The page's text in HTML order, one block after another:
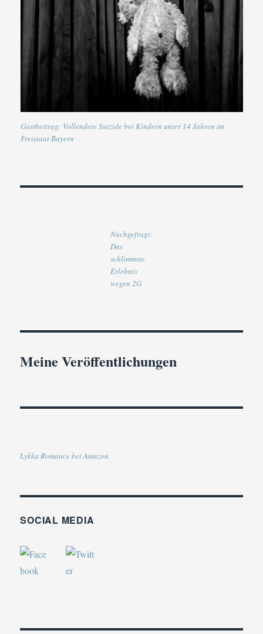
Gastbeitrag: Vollendete Suizide bei Kindern unter 14 Jahren im
Freistaat Bayern
Nachgefragt:
Das
schlimmste
Erlebnis
wegen 2G
Meine Veröffentlichungen
Lykka Romance bei Amazon
SOCIAL MEDIA